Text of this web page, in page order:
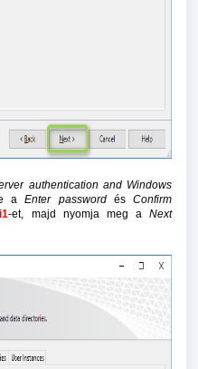
authentication and Windows
aEnter passwordés Confirm
-et, majd nyomja meg a Next